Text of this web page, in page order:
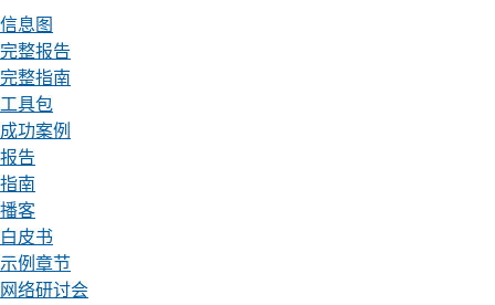
信息图
完整报告
完整指南
工具包
成功案例
报告
指南
播客
白皮书
示例章节
网络研讨会